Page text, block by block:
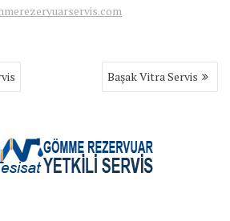
Başak Vitra Servis